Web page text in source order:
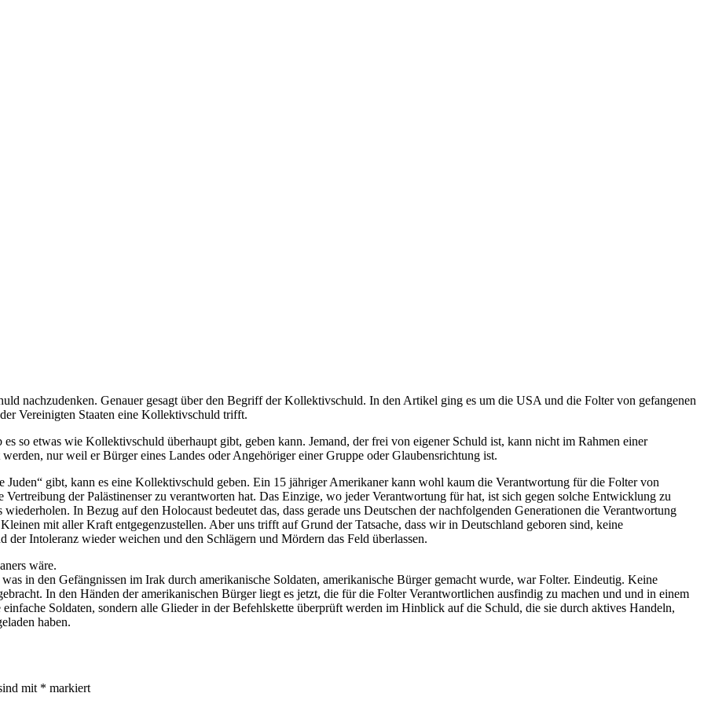
nachzudenken. Genauer gesagt über den Begriff der Kollektivschuld. In den Artikel ging es um die USA und die Folter von gefangenen
Vereinigten Staaten eine Kollektivschuld trifft.
so etwas wie Kollektivschuld überhaupt gibt, geben kann. Jemand, der frei von eigener Schuld ist, kann nicht im Rahmen einer
nur weil er Bürger eines Landes oder Angehöriger einer Gruppe oder Glaubensrichtung ist.
Juden“ gibt, kann es eine Kollektivschuld geben. Ein 15 jähriger Amerikaner kann wohl kaum die Verantwortung für die Folter von
der Palästinenser zu verantworten hat. Das Einzige, wo jeder Verantwortung für hat, ist sich gegen solche Entwicklung zu
wiederholen. In Bezug auf den Holocaust bedeutet das, dass gerade uns Deutschen der nachfolgenden Generationen die Verantwortung
mit aller Kraft entgegenzustellen. Aber uns trifft auf Grund der Tatsache, dass wir in Deutschland geboren sind, keine
Intoleranz wieder weichen und den Schlägern und Mördern das Feld überlassen.
wäre.
in den Gefängnissen im Irak durch amerikanische Soldaten, amerikanische Bürger gemacht wurde, war Folter. Eindeutig. Keine
In den Händen der amerikanischen Bürger liegt es jetzt, die für die Folter Verantwortlichen ausfindig zu machen und und in einem
Soldaten, sondern alle Glieder in der Befehlskette überprüft werden im Hinblick auf die Schuld, die sie durch aktives Handeln,
haben.
mit * markiert